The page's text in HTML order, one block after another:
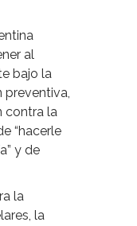
al
bajo la
preventiva,
contra la
“hacerle
y de
la
la